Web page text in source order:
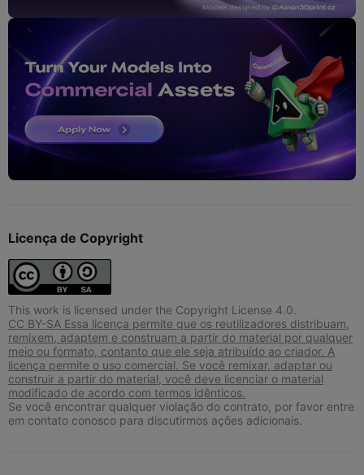
Licença de Copyright
This work is licensed under the Copyright License 4.0.
CC BY-SA Essa licença permite que os reutilizadores distribuam,
remixem, adaptem e construam a partir do material por qualquer
meio ou formato, contanto que ele seja atribuído ao criador. A
licença permite o uso comercial. Se você remixar, adaptar ou
construir a partir do material, você deve licenciar o material
modificado de acordo com termos idênticos.
Se você encontrar qualquer violação do contrato, por favor entre
em contato conosco para discutirmos ações adicionais.